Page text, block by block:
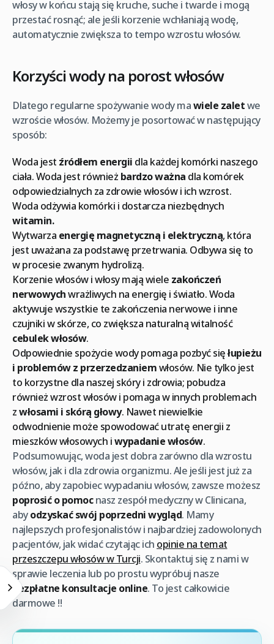
włosy w końcu stają się kruche, suche i twarde i mogą
przestać rosnąć; ale jeśli korzenie wchłaniają wodę,
automatycznie zwiększa to tempo wzrostu włosów.
Korzyści wody na porost włosów
Dlatego regularne spożywanie wody mawiele zaletwe
wzroście włosów. Możemy je posortować w następujący
sposób:
Woda jest źródłem energii dla każdej komórki naszego
ciała. Woda jest również bardzo ważna dla komórek
odpowiedzialnych za zdrowie włosów i ich wzrost.
Woda odżywia komórki i dostarcza niezbędnych
witamin.
Wytwarza energię magnetyczną i elektryczną, która
jest uważana za podstawę przetrwania. Odbywa się to
w procesie zwanym hydrolizą.
Korzenie włosów i włosy mają wiele zakończeń
nerwowychwrażliwych na energię i światło. Woda
aktywuje wszystkie te zakończenia nerwowe i inne
czujniki w skórze, co zwiększa naturalną witalność
cebulek włosów.
Odpowiednie spożycie wody pomaga pozbyć sięłupieżu
i problemów z przerzedzaniemwłosów. Nie tylko jest
to korzystne dla naszej skóry i zdrowia; pobudza
również wzrost włosów i pomaga w innych problemach
zwłosami i skórą głowy. Nawet niewielkie
odwodnienie może spowodować utratę energii z
mieszków włosowych iwypadanie włosów.
Podsumowując, woda jest dobra zarówno dla wzrostu
włosów, jak i dla zdrowia organizmu. Ale jeśli jest już za
późno, aby zapobiec wypadaniu włosów, zawsze możesz
poprosić o pomocnasz zespół medyczny w Clinicana,
abyodzyskać swój poprzedni wygląd. Mamy
najlepszych profesjonalistów i najbardziej zadowolonych
pacjentów, jak widać czytając ich opinie na temat
przeszczepu włosów w Turcji. Skontaktuj się z nami w
sprawie leczenia lub po prostu wypróbuj nasze
bezpłatne konsultacje online. To jest całkowicie
darmowe !!